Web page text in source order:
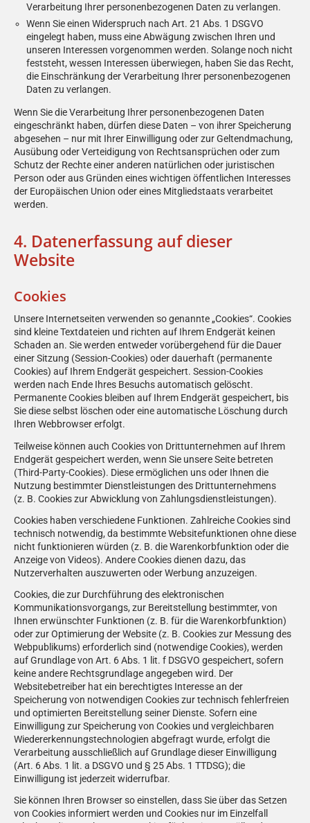
Verarbeitung Ihrer personenbezogenen Daten zu verlangen.
Wenn Sie einen Widerspruch nach Art. 21 Abs. 1 DSGVO
eingelegt haben, muss eine Abwägung zwischen Ihren und
unseren Interessen vorgenommen werden. Solange noch nicht
feststeht, wessen Interessen überwiegen, haben Sie das Recht,
die Einschränkung der Verarbeitung Ihrer personenbezogenen
Daten zu verlangen.
Wenn Sie die Verarbeitung Ihrer personenbezogenen Daten
eingeschränkt haben, dürfen diese Daten – von ihrer Speicherung
abgesehen – nur mit Ihrer Einwilligung oder zur Geltendmachung,
Ausübung oder Verteidigung von Rechtsansprüchen oder zum
Schutz der Rechte einer anderen natürlichen oder juristischen
Person oder aus Gründen eines wichtigen öffentlichen Interesses
der Europäischen Union oder eines Mitgliedstaats verarbeitet
werden.
4. Datenerfassung auf dieser
Website
Cookies
Unsere Internetseiten verwenden so genannte „Cookies“. Cookies
sind kleine Textdateien und richten auf Ihrem Endgerät keinen
Schaden an. Sie werden entweder vorübergehend für die Dauer
einer Sitzung (Session-Cookies) oder dauerhaft (permanente
Cookies) auf Ihrem Endgerät gespeichert. Session-Cookies
werden nach Ende Ihres Besuchs automatisch gelöscht.
Permanente Cookies bleiben auf Ihrem Endgerät gespeichert, bis
Sie diese selbst löschen oder eine automatische Löschung durch
Ihren Webbrowser erfolgt.
Teilweise können auch Cookies von Drittunternehmen auf Ihrem
Endgerät gespeichert werden, wenn Sie unsere Seite betreten
(Third-Party-Cookies). Diese ermöglichen uns oder Ihnen die
Nutzung bestimmter Dienstleistungen des Drittunternehmens
(z. B. Cookies zur Abwicklung von Zahlungsdienstleistungen).
Cookies haben verschiedene Funktionen. Zahlreiche Cookies sind
technisch notwendig, da bestimmte Websitefunktionen ohne diese
nicht funktionieren würden (z. B. die Warenkorbfunktion oder die
Anzeige von Videos). Andere Cookies dienen dazu, das
Nutzerverhalten auszuwerten oder Werbung anzuzeigen.
Cookies, die zur Durchführung des elektronischen
Kommunikationsvorgangs, zur Bereitstellung bestimmter, von
Ihnen erwünschter Funktionen (z. B. für die Warenkorbfunktion)
oder zur Optimierung der Website (z. B. Cookies zur Messung des
Webpublikums) erforderlich sind (notwendige Cookies), werden
auf Grundlage von Art. 6 Abs. 1 lit. f DSGVO gespeichert, sofern
keine andere Rechtsgrundlage angegeben wird. Der
Websitebetreiber hat ein berechtigtes Interesse an der
Speicherung von notwendigen Cookies zur technisch fehlerfreien
und optimierten Bereitstellung seiner Dienste. Sofern eine
Einwilligung zur Speicherung von Cookies und vergleichbaren
Wiedererkennungstechnologien abgefragt wurde, erfolgt die
Verarbeitung ausschließlich auf Grundlage dieser Einwilligung
(Art. 6 Abs. 1 lit. a DSGVO und § 25 Abs. 1 TTDSG); die
Einwilligung ist jederzeit widerrufbar.
Sie können Ihren Browser so einstellen, dass Sie über das Setzen
von Cookies informiert werden und Cookies nur im Einzelfall